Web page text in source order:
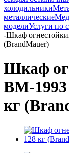
холодильники
металлические
моделиУслуги по
-Шкаф
(BrandMauer)
Шкаф
BM-
кг